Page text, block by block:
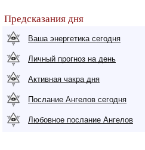
Предсказания дня
Ваша энергетика сегодня
Личный прогноз на день
Активная чакра дня
Послание Ангелов сегодня
Любовное послание Ангелов